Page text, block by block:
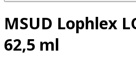
MSUD Lophlex
62,5 ml